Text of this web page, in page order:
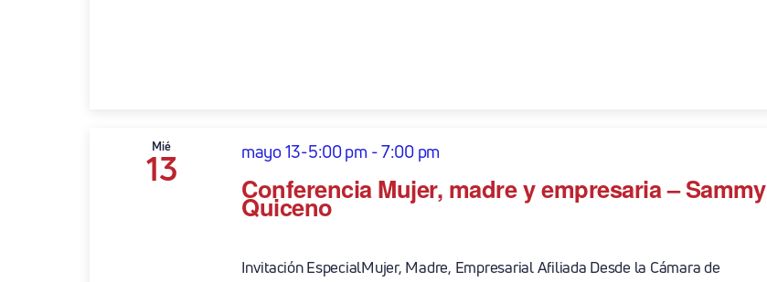
Mié
13 Conferencia Mujer, madre y empresaria – Sammy
Quiceno
mayo 13-5:00 pm -7:00 pm
Invitación EspecialMujer, Madre, Empresarial Afiliada Desde la Cámara de